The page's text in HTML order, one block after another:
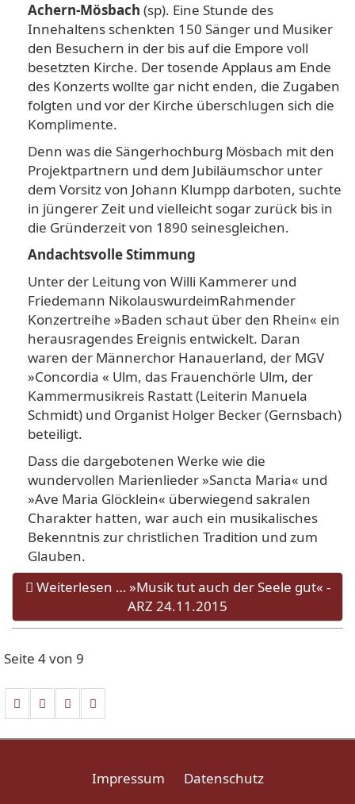
Achern-Mösbach (sp). Ei­ne Stunde des
Innehaltens schenkten 150 Sänger und Mu­siker
den Besuchern in der bis auf die Empore voll
besetzten Kirche. Der tosende Applaus am Ende
des Konzerts woll­te gar nicht enden, die Zuga­ben
folgten und vor der Kirche überschlugen sich die
Kompli­mente.
Denn was die Sängerhoch­burg Mösbach mit den
Pro­jektpartnern und dem Jubi­läumschor unter
dem Vorsitz von Johann Klumpp darbo­ten, suchte
in jüngerer Zeit und vielleicht sogar zurück bis in
die Gründerzeit von 1890 sei­nesgleichen.
Andachtsvolle Stimmung
Unter der Leitung von Wil­li Kammerer und
Friedemann NikolauswurdeimRahmender
Konzertreihe »Baden schaut über den Rhein« ein
heraus­ragendes Ereignis entwickelt. Daran
waren der Männerchor Hanauerland, der MGV
»Con­cordia « Ulm, das Frauenchör­le Ulm, der
Kammermusikreis Rastatt (Leiterin Manuela
Schmidt) und Organist Holger Becker (Gernsbach)
beteiligt.
Dass die dargebotenen Wer­ke wie die
wundervollen Mari­enlieder »Sancta Maria« und
»Ave Maria Glöcklein« über­wiegend sakralen
Charakter hatten, war auch ein musika­lisches
Bekenntnis zur christ­lichen Tradition und zum
Glauben.
Weiterlesen … »Musik tut auch der Seele gut« -
ARZ 24.11.2015
Seite 4 von 9
Impressum Datenschutz